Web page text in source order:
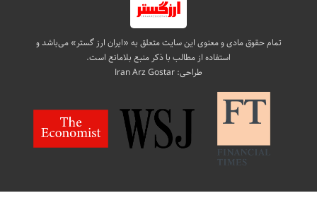
تمام حقوق مادی و معنوی این سایت متعلق به «ایران ارز گستر» می‌باشد و
استفاده از مطالب با ذکر منبع بلامانع است.
طراحی:Iran Arz Gostar